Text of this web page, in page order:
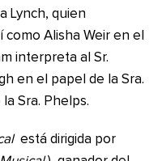
Lynch, quien
Alisha Weir en el
interpreta al Sr.
en el papel de la Sra.
Sra. Phelps.
está dirigida por